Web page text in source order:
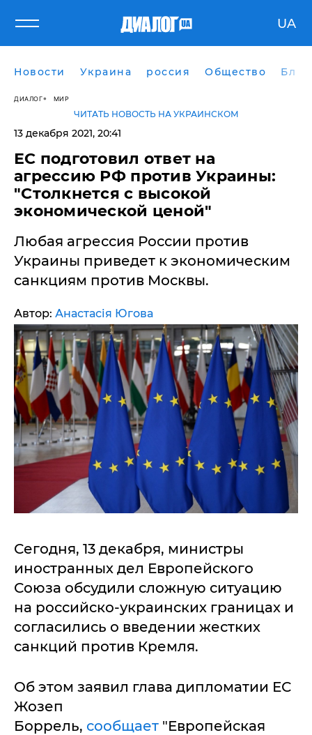
UA
Новости Украина россия Общество
ДИАЛОГ МИР
ЧИТАТЬ НОВОСТЬ НА УКРАИНСКОМ
13 декабря 2021, 20:41
ЕС подготовил ответ на
агрессию РФ против Украины:
"Столкнется с высокой
экономической ценой"
Любая агрессия России против
Украины приведет к экономическим
санкциям против Москвы.
Автор: Анастасія Югова
Сегодня, 13 декабря, министры
иностранных дел Европейского
Союза обсудили сложную ситуацию
на российско-украинских границах и
согласились о введении жестких
санкций против Кремля.
Об этом заявил глава дипломатии ЕС
Жозеп
Боррель, сообщает "Европейская